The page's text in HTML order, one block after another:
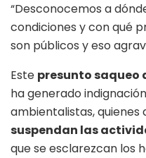
“Desconocemos a
condiciones y con qué
son públicos y eso
Este presunto saqueo
ha generado
ambientalistas, quienes
suspendan las
que se esclarezcan los